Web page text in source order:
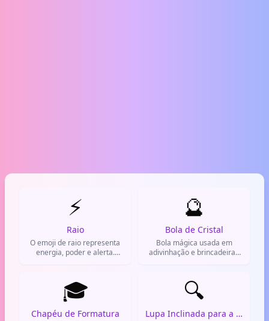
⚡
Raio
O emoji de raio representa
energia, poder e alerta.
perigoso.
🔮
Bola de Cristal
Bola mágica usada em
adivinhação e brincadeiras
🎓
Chapéu de Formatura
🔍
Lupa Inclinada para a Esquerda